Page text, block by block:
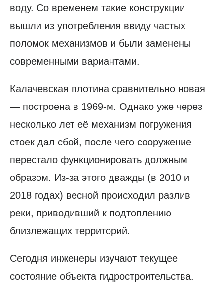
воду. Со временем такие конструкции
вышли из употребления ввиду частых
поломок механизмов и были заменены
современными вариантами.
Калачевская плотина сравнительно новая
— построена в 1969-м. Однако уже через
несколько лет её механизм погружения
стоек дал сбой, после чего сооружение
перестало функционировать должным
образом. Из-за этого дважды (в 2010 и
2018 годах) весной происходил разлив
реки, приводивший к подтоплению
близлежащих территорий.
Сегодня инженеры изучают текущее
состояние объекта гидростроительства.